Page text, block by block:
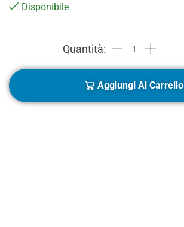
Disponibile
Aggiungi Al Carrello